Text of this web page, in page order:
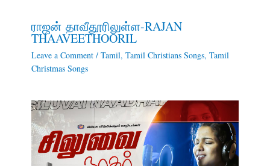
ராஜன் தாவீதூரிலுள்ள-RAJAN
THAAVEETHOORIL
Leave a Comment / Tamil, Tamil Christians Songs, Tamil
Christmas Songs